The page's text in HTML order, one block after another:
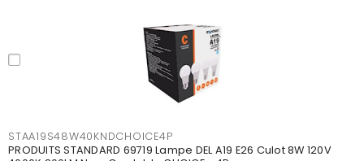
STAA19S48W40KNDCHOICE4P
PRODUITS STANDARD 69719 Lampe DEL A19 E26 Culot 8W 120V